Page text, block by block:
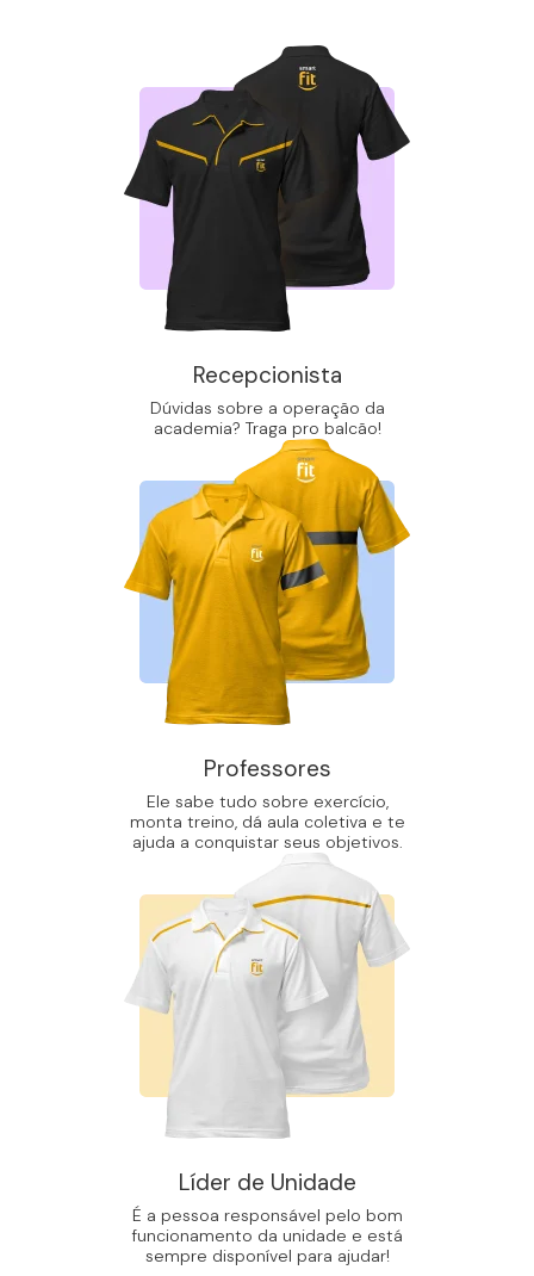
Recepcionista
Dúvidas sobre a operação da
academia? Traga pro balcão!
Professores
Ele sabe tudo sobre exercício,
monta treino, dá aula coletiva e te
ajuda a conquistar seus objetivos.
Líder de Unidade
É a pessoa responsável pelo bom
funcionamento da unidade e está
sempre disponível para ajudar!